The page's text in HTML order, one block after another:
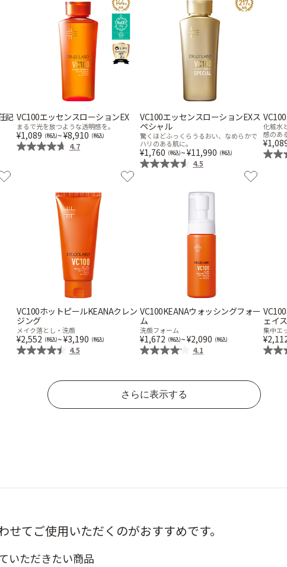
記 VC100エッセンスローションEX
まるで光を放つような透明感を。
1,089 ~ 8,910
4.7
VC100エッセンスローションEXス
ペシャル
驚くほどふっくらうるおい、なめらかで
ハリのある肌に。
1,760 ~ 11,990
4.5
化粧水
感のあ
VC100ホットピールKEANAクレン
ジング
メイク落とし・洗顔
2,552 ~ 3,190
4.5
VC100KEANAウォッシングフォー
ム
洗顔フォーム
1,672 ~ 2,090
4.1
ェイ
集中エ
さらに表示する
せてご使用いただくのがおすすめです。
いただきたい商品